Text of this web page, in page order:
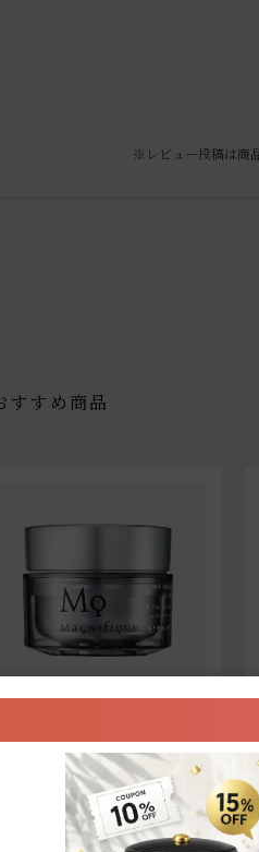
※レビュー投稿は商
WRINKLE LIFT GEL CREAM
3,300円（税込）